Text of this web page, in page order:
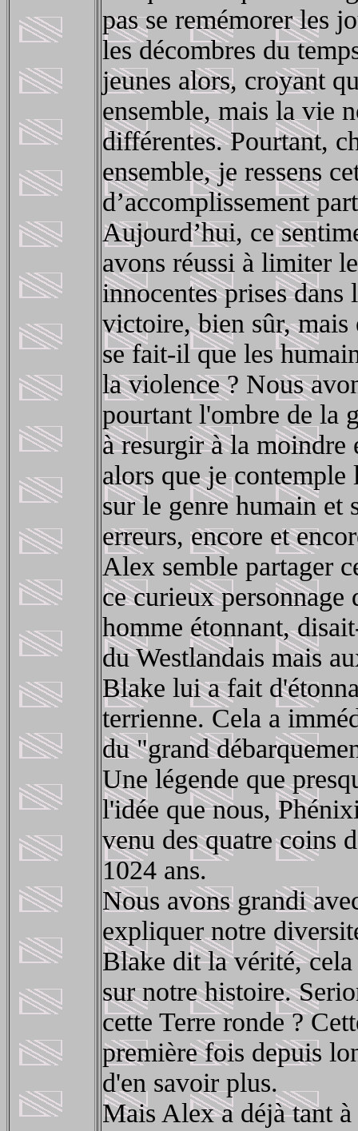
pas se remémorer les
les décombres du
jeunes alors, croyant
ensemble, mais la vie
différentes. Pourtant,
ensemble, je ressens
d’accomplissement
Aujourd’hui, ce
avons réussi à limiter
innocentes prises dans
victoire, bien sûr, mais
se fait-il que les
la violence ? Nous
pourtant l'ombre de la
à resurgir à la moindre
alors que je
sur le genre humain et
erreurs, encore et
Alex semble partager
ce curieux
homme étonnant,
du Westlandais mais
Blake lui a fait
terrienne. Cela a
du "grand
Une légende que
l'idée que nous,
venu des quatre coins
1024 ans.
Nous avons grandi
expliquer notre
Blake dit la vérité,
sur notre histoire.
cette Terre ronde ?
première fois depuis
d'en savoir plus.
Mais Alex a déjà tant